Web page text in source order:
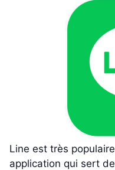
Line est très
application qui sert